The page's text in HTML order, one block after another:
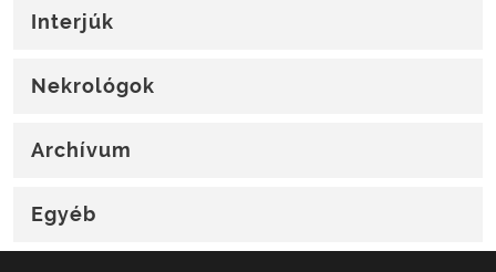
Interjúk
Nekrológok
Archívum
Egyéb